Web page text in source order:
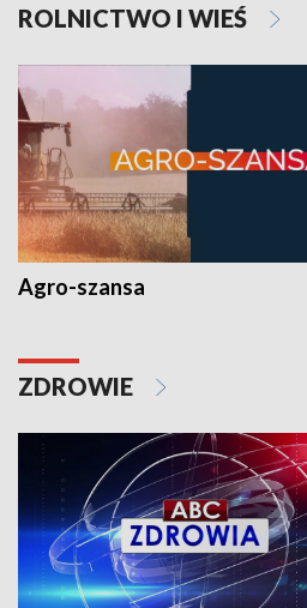
ROLNICTWO I WIEŚ
Agro-szansa
ZDROWIE